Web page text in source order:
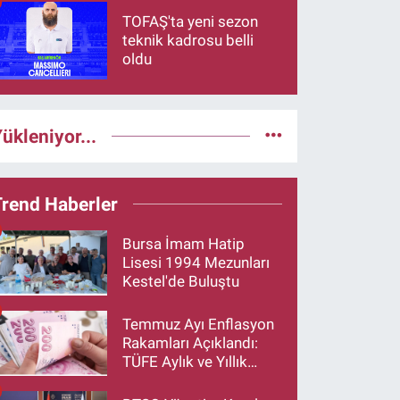
TOFAŞ'ta yeni sezon
teknik kadrosu belli
oldu
Haberler
Bursa İmam Hatip
Lisesi 1994 Mezunları
Kestel'de Buluştu
Temmuz Ayı Enflasyon
Rakamları Açıklandı:
TÜFE Aylık ve Yıllık